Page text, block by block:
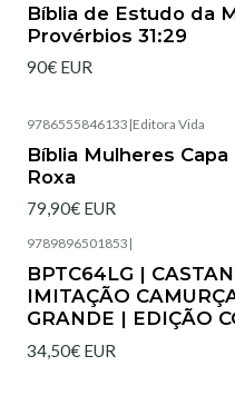
Bíblia de Estudo da
Provérbios 31:29
90€ EUR
9786555846133 |Editora Vida
Bíblia Mulheres
Roxa
79,90€ EUR
9789896501853 |
BPTC64LG |
IMITAÇÃO
GRANDE | EDIÇÃO
34,50€ EUR